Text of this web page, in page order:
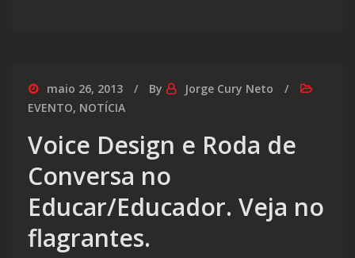
maio 26, 2013 By
Jorge Cury Neto
EVENTO, NOTÍCIA
Voice Design e Roda de
Conversa no
Educar/Educador. Veja no
flagrantes.